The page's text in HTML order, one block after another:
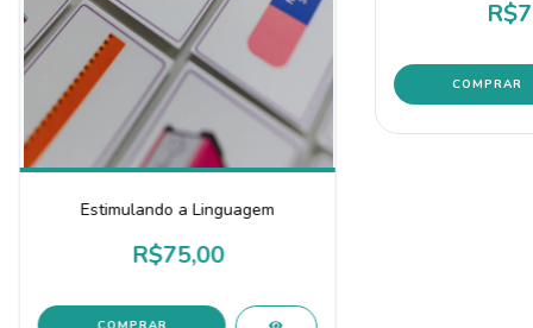
Estimulando a Linguagem
R$75,00